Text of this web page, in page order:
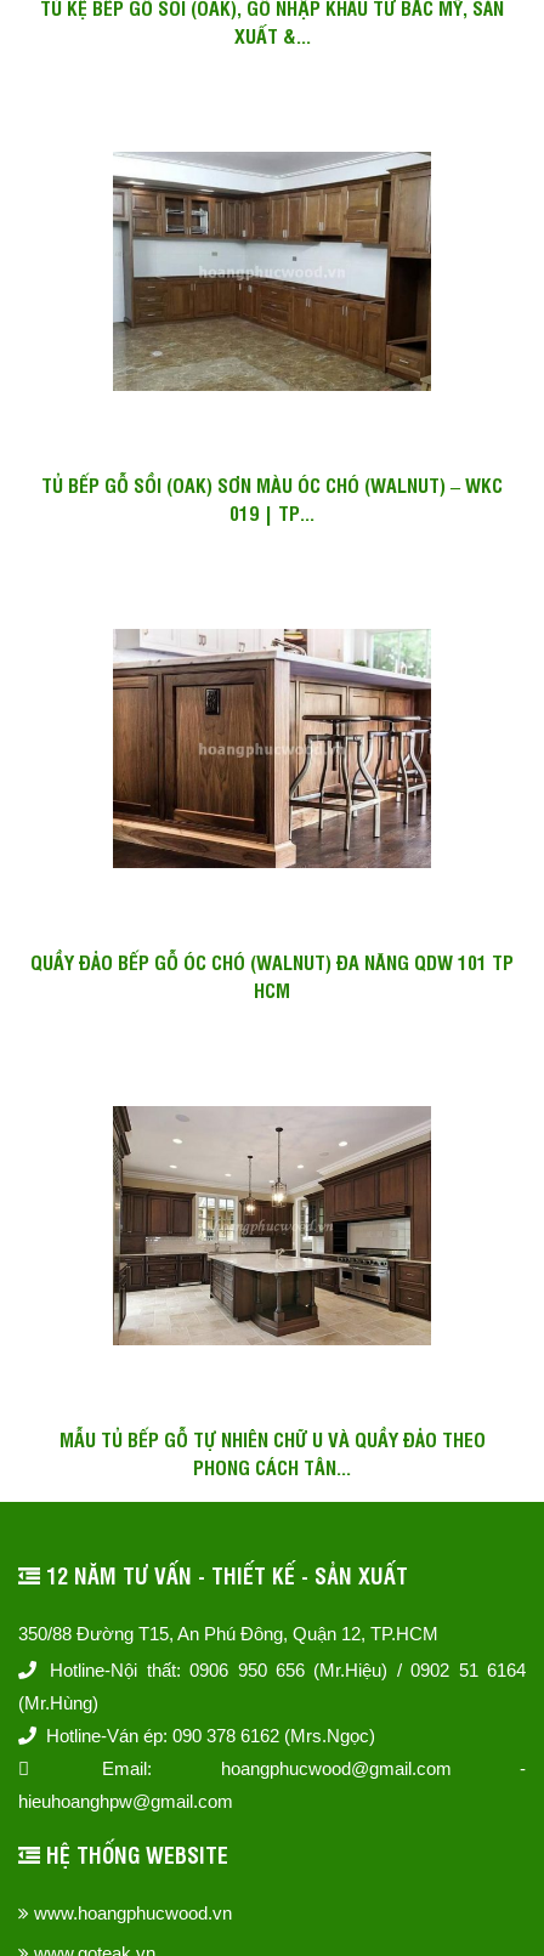
TỦ KỆ BẾP GỖ SỒI (OAK), GỖ NHẬP KHẨU TỪ BẮC MỸ, SẢN
XUẤT &...
TỦ BẾP GỖ SỒI (OAK) SƠN MÀU ÓC CHÓ (WALNUT) – WKC
019 | TP...
QUẦY ĐẢO BẾP GỖ ÓC CHÓ (WALNUT) ĐA NĂNG QDW 101 TP
HCM
MẪU TỦ BẾP GỖ TỰ NHIÊN CHỮ U VÀ QUẦY ĐẢO THEO
PHONG CÁCH TÂN...
12 NĂM TƯ VẤN - THIẾT KẾ - SẢN XUẤT
350/88 Đường T15, An Phú Đông, Quận 12, TP.HCM
Hotline-Nội thất: 0906 950 656 (Mr.Hiệu) / 0902 51 6164
(Mr.Hùng)
Hotline-Ván ép: 090 378 6162 (Mrs.Ngọc)
Email: hoangphucwood@gmail.com -
hieuhoanghpw@gmail.com
HỆ THỐNG WEBSITE
www.hoangphucwood.vn